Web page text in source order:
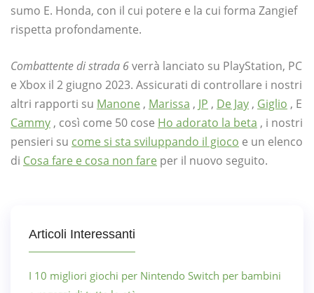
sumo E. Honda, con il cui potere e la cui forma Zangief
rispetta profondamente.
Combattente di strada 6verrà lanciato su PlayStation, PC
e Xbox il 2 giugno 2023. Assicurati di controllare i nostri
altri rapporti su Manone , Marissa , JP , De Jay , Giglio , E
Cammy , così come 50 cose Ho adorato la beta , i nostri
pensieri su come si sta sviluppando il gioco e un elenco
di Cosa fare e cosa non fare per il nuovo seguito.
Articoli Interessanti
I 10 migliori giochi per Nintendo Switch per bambini